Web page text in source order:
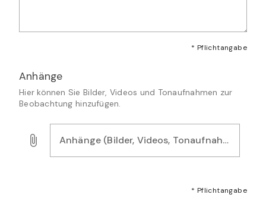
* Pflichtangabe
Anhänge
Hier können Sie Bilder, Videos und Tonaufnahmen zur
Beobachtung hinzufügen.
Anhänge (Bilder, Videos, Tonaufnahmen)*
* Pflichtangabe